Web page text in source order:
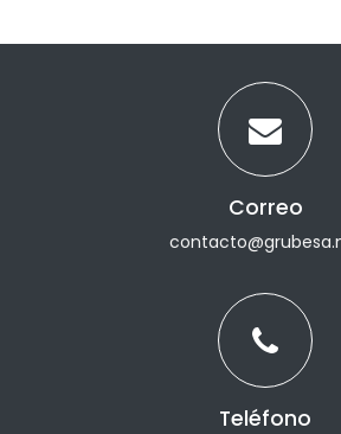
Correo
Teléfono